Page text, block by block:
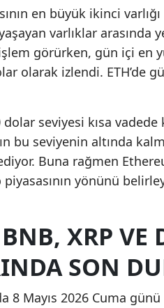
en büyük ikinci
varlıklar arasında
görürken, gün içi en
olarak izlendi. ETH’de
dolar seviyesi kısa
bu seviyenin altında
Buna rağmen
yönünü
XRP VE
SON
8 Mayıs 2026 Cuma